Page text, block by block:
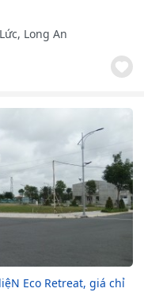
Long An
Eco Retreat, giá chỉ